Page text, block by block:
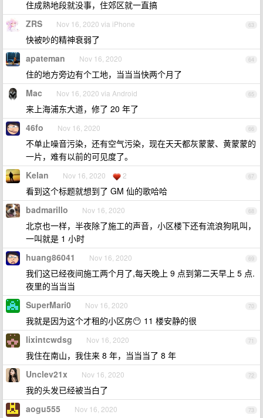
住成熟地段就没事，住郊区就一直搞
63
ZRS Nov 16, 2020 via iPhone
快被吵的精神衰弱了
64
apateman Nov 16, 2020
住的地方旁边有个工地，当当当快两个月了
65
Mac Nov 16, 2020 via Android
来上海浦东大道，修了 20 年了
66
46fo Nov 16, 2020
不单止噪音污染，还有空气污染，现在天天都灰蒙蒙、黄蒙蒙的
一片，难有以前的可见度了。
67
Kelan Nov 16, 2020 2
看到这个标题就想到了 GM 仙的歌哈哈
68
badmarillo Nov 16, 2020
北京也一样，半夜除了施工的声音，小区楼下还有流浪狗吼叫，
一叫就是 1 小时
69
huang86041 Nov 16, 2020
我们这已经夜间施工两个月了,每天晚上 9 点到第二天早上 5 点.
夜里的当当当
70
SuperMari0 Nov 16, 2020
我就是因为这个才租的小区房😶 11 楼安静的很
71
lixintcwdsg Nov 16, 2020
我住在南山，我住来 8 年，当当当了 8 年
72
Unclev21x Nov 16, 2020
我的头发已经被当白了
73
aogu555 Nov 16, 2020